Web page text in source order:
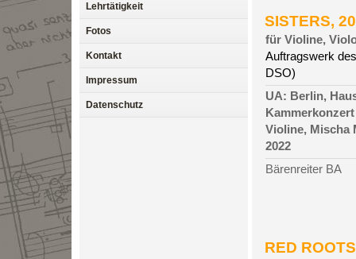
Lehrtätigkeit
Fotos
Kontakt
Impressum
Datenschutz
SISTERS,
für Violine,
Auftragswerk
DSO)
UA: Berlin,
Violine, Mischa
2022
Bärenreiter BA
RED